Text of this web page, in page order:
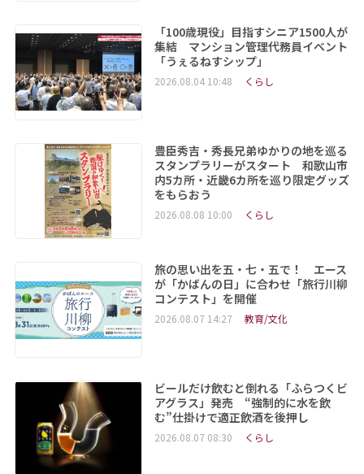
「100歳現役」目指すシニア1500人が
集結 マンション管理代務員イベント
「うぇるねすシップ」
2026.08.04 10:48 くらし
豊臣秀吉・秀長兄弟ゆかりの地を巡る
スタンプラリーがスタート 和歌山市
内5カ所・近畿6カ所を巡り限定グッズ
をもらおう
2026.08.08 10:00 くらし
旅の思い出を五・七・五で！ エース
が「かばんの日」に合わせ「旅行川柳
コンテスト」を開催
2026.08.07 14:27 教育/文化
ビールだけ飲むと倒れる「ふらつくビ
アグラス」発売 “強制的に水を飲
む”仕掛けで適正飲酒を後押し
2026.08.07 08:30 くらし